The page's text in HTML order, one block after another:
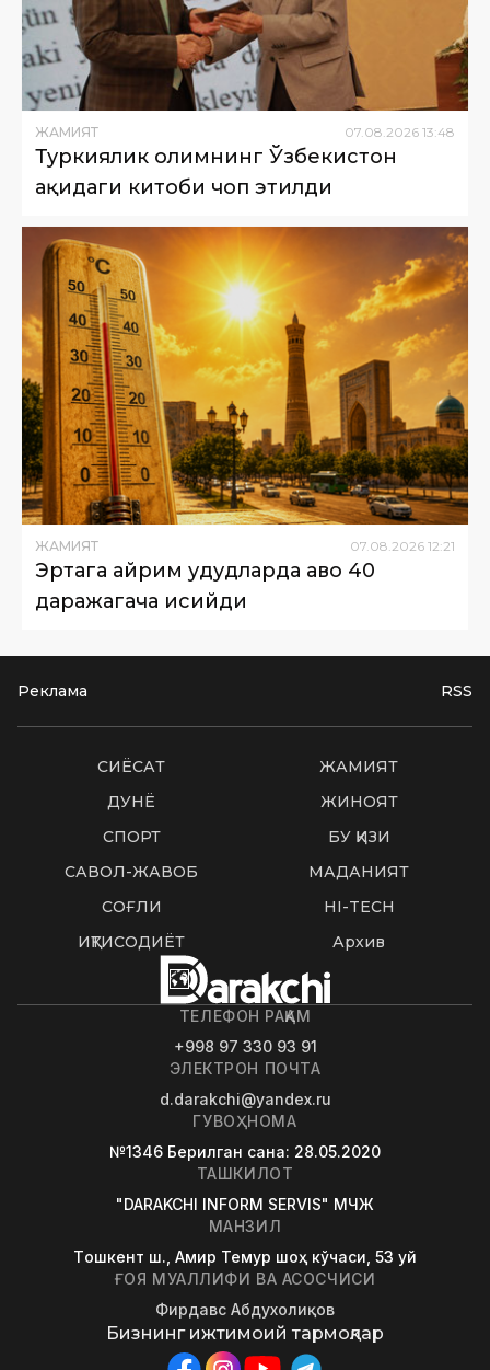
ЖАМИЯТ 07 08 2026 13:48
Туркиялик олимнинг Ўзбекистон
ҳақидаги китоби чоп этилди
ЖАМИЯТ 07.08.2026 12:21
Эртага айрим ҳудудларда ҳаво 40
даражагача исийди
Реклама RSS
СИËСАТ
ЖАМИЯТ
ДУНË
ЖИНОЯТ
СПОРТ
БУ ҚИЗИҚ
САВОЛ-ЖАВОБ
МАДАНИЯТ
СОҒЛИҚ
HI-TECH
ИҚТИСОДИЁТ
Архив
ТЕЛЕФОН РАҚАМ
+998 97 330 93 91
ЭЛЕКТРОН ПОЧТА
d.darakchi@yandex.ru
ГУВОҲНОМА
№1346 Берилган сана: 28.05.2020
ТАШКИЛОТ
"DARAKCHI INFORM SERVIS" МЧЖ
МАНЗИЛ
Tошкент ш., Амир Темур шоҳ кўчаси, 53 уй
ҒОЯ МУАЛЛИФИ ВА АСОСЧИСИ
Фирдавс Абдухолиқов
Бизнинг ижтимоий тармоқлар